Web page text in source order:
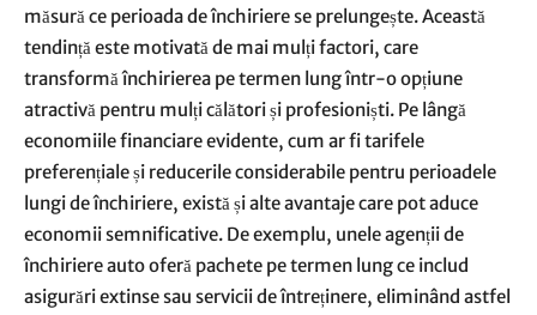
măsură ce perioada de închiriere se prelungește. Această
tendință este motivată de mai mulți factori, care
transformă închirierea pe termen lung într-o opțiune
atractivă pentru mulți călători și profesioniști. Pe lângă
economiile financiare evidente, cum ar fi tarifele
preferențiale și reducerile considerabile pentru perioadele
lungi de închiriere, există și alte avantaje care pot aduce
economii semnificative. De exemplu, unele agenții de
închiriere auto oferă pachete pe termen lung ce includ
asigurări extinse sau servicii de întreținere, eliminând astfel